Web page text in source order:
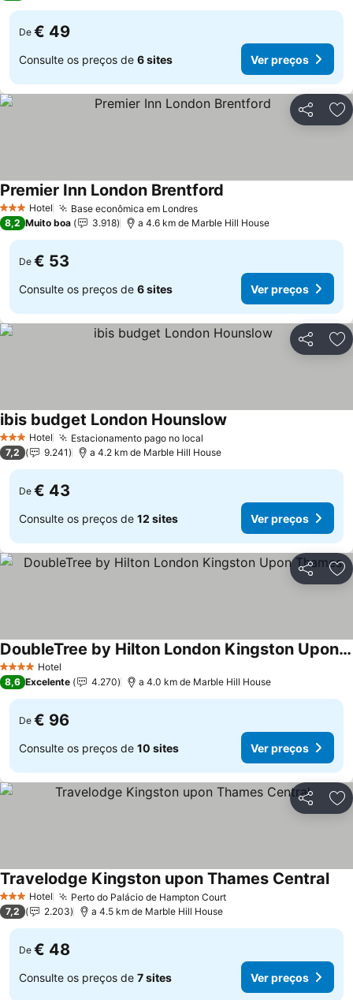
De € 49
Consulte os preços de 6 sites Ver preços
Partilhar
3 EstrelasHotel Base econômica em LondresVer preços
Premier Inn London Brentford
8,2 Muito boa 3.918 a 4.6 km de Marble Hill House
De € 53
Consulte os preços de 6 sites Ver preços
Partilhar
3 EstrelasHotel Estacionamento pago no local
ibis budget London Hounslow
7,2 9.241 a 4.2 km de Marble Hill House
De € 43
Consulte os preços de 12 sites Ver preços
Partilhar
4 EstrelasHotel
DoubleTree by Hilton London Kingston Upon Thames
Ver preços
8,6 Excelente 4.270 a 4.0 km de Marble Hill House
De € 96
Consulte os preços de 10 sites Ver preços
Partilhar
3 EstrelasHotel Perto do Palácio de Hampton CourtVer preços
Travelodge Kingston upon Thames CentralVer
7,2 2.203 a 4.5 km de Marble Hill House
De € 48
Consulte os preços de 7 sites Ver preços